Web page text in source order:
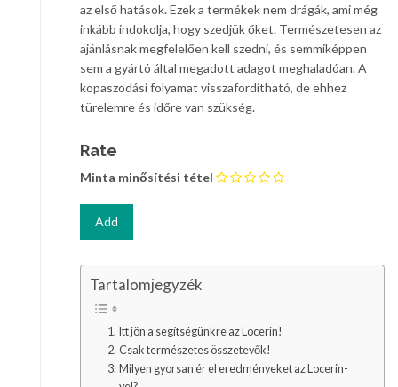
az első hatások. Ezek a termékek nem drágák, ami még
inkább indokolja, hogy szedjük őket. Természetesen az
ajánlásnak megfelelően kell szedni, és semmiképpen
sem a gyártó által megadott adagot meghaladóan. A
kopaszodási folyamat visszafordítható, de ehhez
türelemre és időre van szükség.
Rate
Minta minősítési tétel
Tartalomjegyzék
Itt jön a segítségünkre az Locerin!
Csak természetes összetevők!
Milyen gyorsan ér el eredményeket az Locerin-